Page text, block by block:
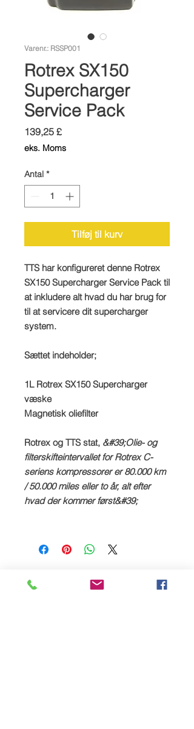
Varenr.: RSSP001
Rotrex SX150
Supercharger
Service Pack
139,25 £Pris
eks. Moms
Antal *
Tilføj til kurv
TTS har konfigureret denne Rotrex
SX150 Supercharger Service Pack til
at inkludere alt hvad du har brug for
til at servicere dit supercharger
system.
Sættet indeholder;
1L Rotrex SX150 Supercharger
væske
Magnetisk oliefilter
Rotrex og TTS stat, &#39;Olie- og
filterskifteintervallet for Rotrex C-
seriens kompressorer er 80.000 km
/ 50.000 miles eller to år, alt efter
hvad der kommer først&#39;
Relaterede